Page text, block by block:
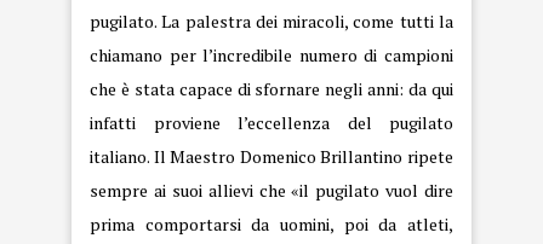
pugilato. La palestra dei miracoli, come tutti la
chiamano per l’incredibile numero di campioni
che è stata capace di sfornare negli anni: da qui
infatti proviene l’eccellenza del pugilato
italiano. Il Maestro Domenico Brillantino ripete
sempre ai suoi allievi che «il pugilato vuol dire
prima comportarsi da uomini, poi da atleti,